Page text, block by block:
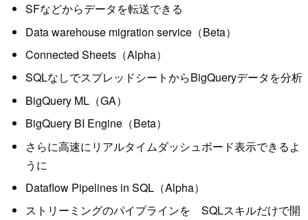
SFなどからデータを転送できる
Data warehouse migration service（Beta）
Connected Sheets（Alpha）
SQLなしでスプレッドシートからBigQueryデータを分析
BigQuery ML（GA）
BigQuery BI Engine（Beta）
さらに高速にリアルタイムダッシュボード表示できるよ
うに
Dataflow Pipelines in SQL（Alpha）
ストリーミングのパイプラインを SQLスキルだけで開